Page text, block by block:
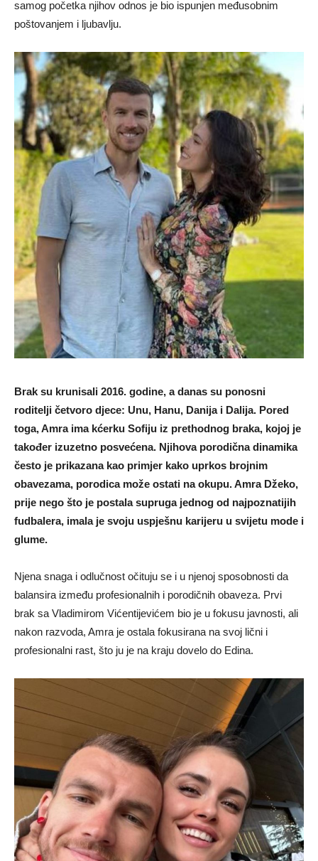
samog početka njihov odnos je bio ispunjen međusobnim
poštovanjem i ljubavlju.
Brak su krunisali 2016. godine, a danas su ponosni
roditelji četvoro djece: Unu, Hanu, Danija i Dalija. Pored
toga, Amra ima kćerku Sofiju iz prethodnog braka, kojoj je
također izuzetno posvećena. Njihova porodična dinamika
često je prikazana kao primjer kako uprkos brojnim
obavezama, porodica može ostati na okupu. Amra Džeko,
prije nego što je postala supruga jednog od najpoznatijih
fudbalera, imala je svoju uspješnu karijeru u svijetu mode i
glume.
Njena snaga i odlučnost očituju se i u njenoj sposobnosti da
balansira između profesionalnih i porodičnih obaveza. Prvi
brak sa Vladimirom Vićentijevićem bio je u fokusu javnosti, ali
nakon razvoda, Amra je ostala fokusirana na svoj lični i
profesionalni rast, što ju je na kraju dovelo do Edina.